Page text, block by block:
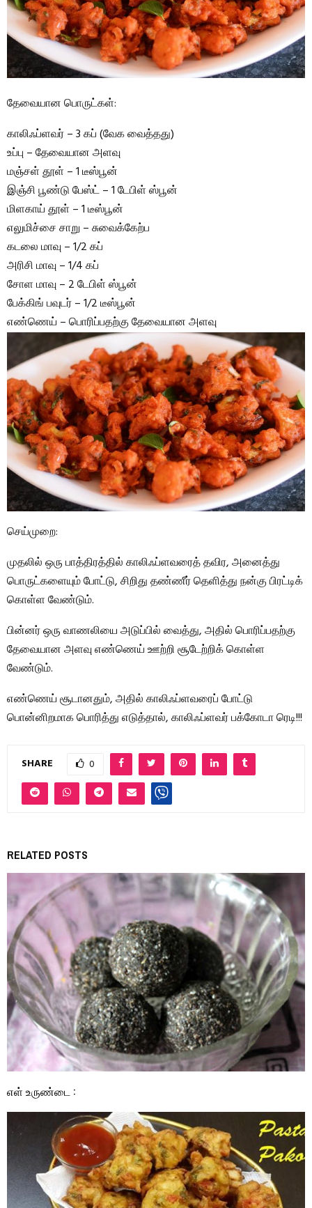
தேவையான பொருட்கள்:
காலிஃப்ளவர் – 3 கப் (வேக வைத்தது)
உப்பு – தேவையான அளவு
மஞ்சள் தூள் – 1 டீஸ்பூன்
இஞ்சி பூண்டு பேஸ்ட் – 1 டேபிள் ஸ்பூன்
மிளகாய் தூள் – 1 டீஸ்பூன்
எலுமிச்சை சாறு – சுவைக்கேற்ப
கடலை மாவு – 1/2 கப்
அரிசி மாவு – 1/4 கப்
சோள மாவு – 2 டேபிள் ஸ்பூன்
பேக்கிங் பவுடர் – 1/2 டீஸ்பூன்
எண்ணெய் – பொரிப்பதற்கு தேவையான அளவு
செய்முறை:
முதலில் ஒரு பாத்திரத்தில் காலிஃப்ளவரைத் தவிர, அனைத்து
பொருட்களையும் போட்டு, சிறிது தண்ணீர் தெளித்து நன்கு பிரட்டிக்
கொள்ள வேண்டும்.
பின்னர் ஒரு வாணலியை அடுப்பில் வைத்து, அதில் பொரிப்பதற்கு
தேவையான அளவு எண்ணெய் ஊற்றி சூடேற்றிக் கொள்ள
வேண்டும்.
எண்ணெய் சூடானதும், அதில் காலிஃப்ளவரைப் போட்டு
பொன்னிறமாக பொரித்து எடுத்தால், காலிஃப்ளவர் பக்கோடா ரெடி!!!
SHARE 0
RELATED POSTS
எள் உருண்டை :